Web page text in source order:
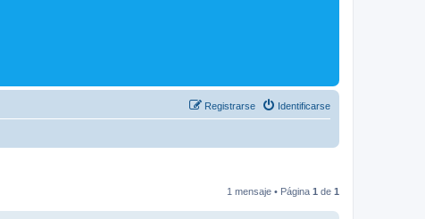
Identificarse
Registrarse
1 mensaje • Página 1 de 1